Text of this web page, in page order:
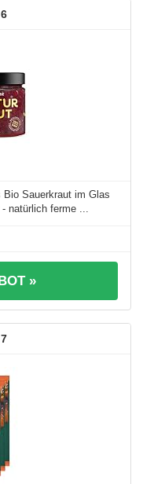
6
Sauerkraut im Glas
natürlich ferme ...
»
7